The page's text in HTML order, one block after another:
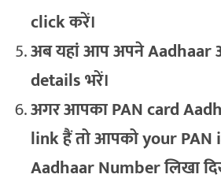
click करें।
अब यहां आप अपने Aadhaar
details भरें।
अगर आपका PAN card
link हैं तो आपको your
Aadhaar Number लिखा